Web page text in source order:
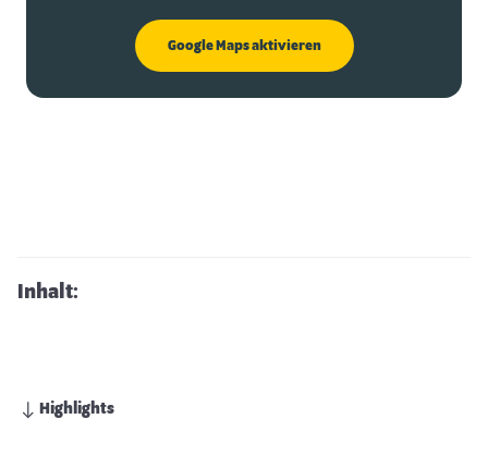
Google Maps aktivieren
Inhalt:
Highlights